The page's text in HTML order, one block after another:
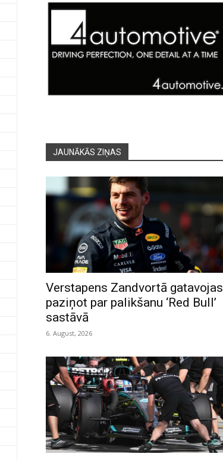
JAUNĀKĀS ZIŅAS
Verstapens Zandvortā gatavojas
paziņot par palikšanu ‘Red Bull’
sastāvā
6. August, 2026